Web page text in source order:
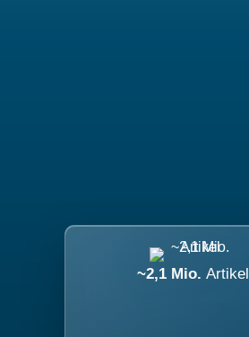
~2,1 Mio. Artikel